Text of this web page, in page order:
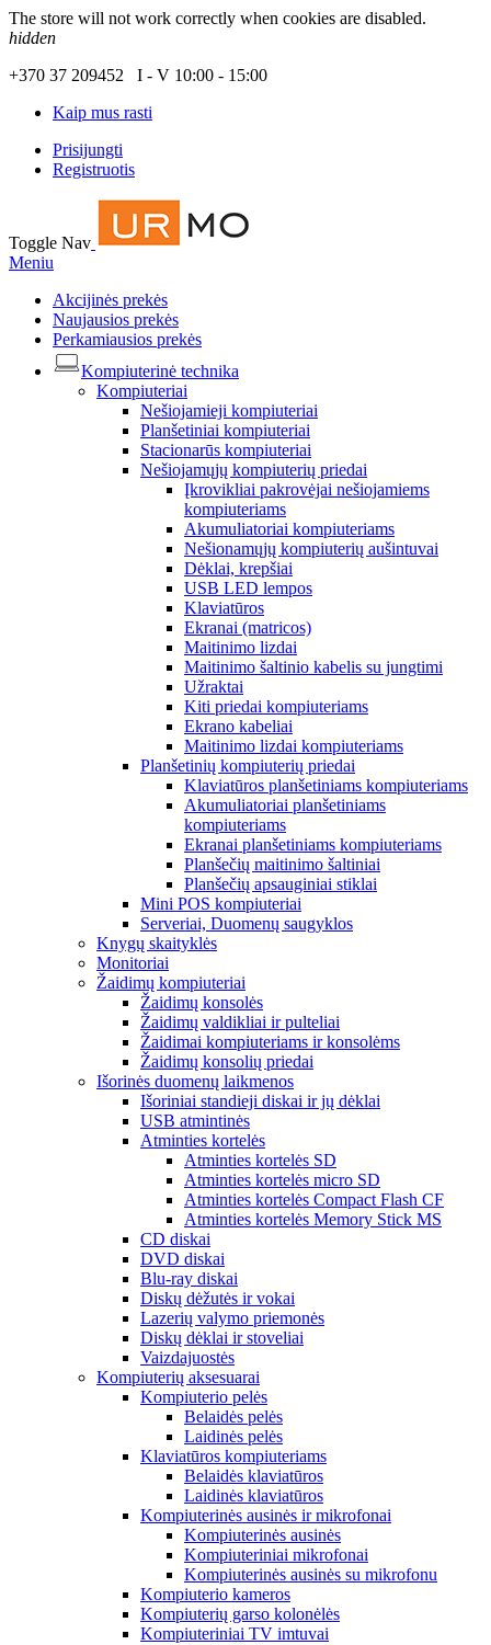
The store will not work correctly when cookies are disabled.
hidden
+370 37 209452 I - V 10:00 - 15:00
Kaip mus rasti
Prisijungti
Registruotis
Toggle Nav
Meniu
Akcijinės prekės
Naujausios prekės
Perkamiausios prekės
Kompiuterinė technika
Kompiuteriai
Nešiojamieji kompiuteriai
Planšetiniai kompiuteriai
Stacionarūs kompiuteriai
Nešiojamųjų kompiuterių priedai
Įkrovikliai pakrovėjai nešiojamiems
kompiuteriams
Akumuliatoriai kompiuteriams
Nešionamųjų kompiuterių aušintuvai
Dėklai, krepšiai
USB LED lempos
Klaviatūros
Ekranai (matricos)
Maitinimo lizdai
Maitinimo šaltinio kabelis su jungtimi
Užraktai
Kiti priedai kompiuteriams
Ekrano kabeliai
Maitinimo lizdai kompiuteriams
Planšetinių kompiuterių priedai
Klaviatūros planšetiniams kompiuteriams
Akumuliatoriai planšetiniams
kompiuteriams
Ekranai planšetiniams kompiuteriams
Planšečių maitinimo šaltiniai
Planšečių apsauginiai stiklai
Mini POS kompiuteriai
Serveriai, Duomenų saugyklos
Knygų skaityklės
Monitoriai
Žaidimų kompiuteriai
Žaidimų konsolės
Žaidimų valdikliai ir pulteliai
Žaidimai kompiuteriams ir konsolėms
Žaidimų konsolių priedai
Išorinės duomenų laikmenos
Išoriniai standieji diskai ir jų dėklai
USB atmintinės
Atminties kortelės
Atminties kortelės SD
Atminties kortelės micro SD
Atminties kortelės Compact Flash CF
Atminties kortelės Memory Stick MS
CD diskai
DVD diskai
Blu-ray diskai
Diskų dėžutės ir vokai
Lazerių valymo priemonės
Diskų dėklai ir stoveliai
Vaizdajuostės
Kompiuterių aksesuarai
Kompiuterio pelės
Belaidės pelės
Laidinės pelės
Klaviatūros kompiuteriams
Belaidės klaviatūros
Laidinės klaviatūros
Kompiuterinės ausinės ir mikrofonai
Kompiuterinės ausinės
Kompiuteriniai mikrofonai
Kompiuterinės ausinės su mikrofonu
Kompiuterio kameros
Kompiuterių garso kolonėlės
Kompiuteriniai TV imtuvai